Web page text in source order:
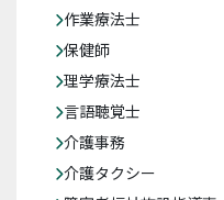
作業療法士
保健師
理学療法士
言語聴覚士
介護事務
介護タクシー